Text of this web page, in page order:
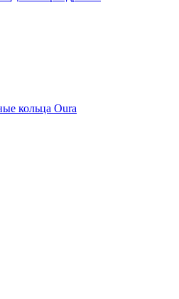
кольца Oura